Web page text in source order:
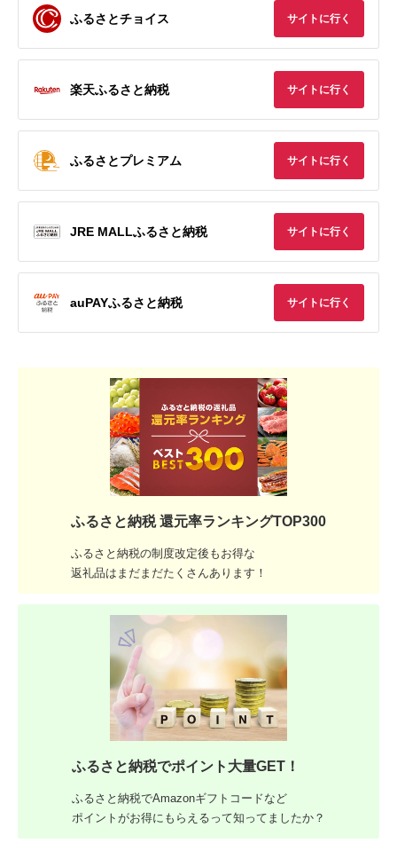
ふるさとチョイス サイトに行く
楽天ふるさと納税 サイトに行く
ふるさとプレミアム サイトに行く
JRE MALLふるさと納税 サイトに行く
auPAYふるさと納税 サイトに行く
ふるさと納税 還元率ランキングTOP300
ふるさと納税の制度改定後もお得な
返礼品はまだまだたくさんあります！
ふるさと納税でポイント大量GET！
ふるさと納税でAmazonギフトコードなど
ポイントがお得にもらえるって知ってましたか？